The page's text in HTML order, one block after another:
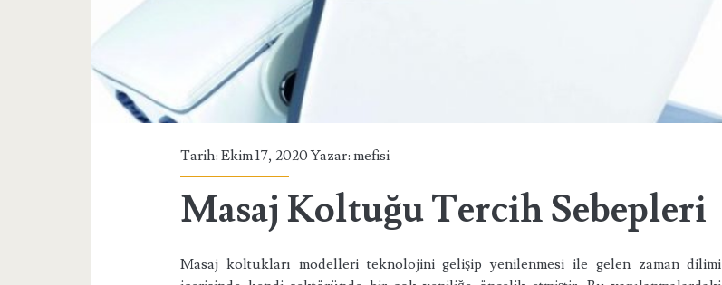
Tarih: Ekim 17, 2020 Yazar:mefisi
Masaj Koltuğu Tercih Sebepleri
Masaj koltukları modelleri teknolojini gelişip yenilenmesi ile gelen zaman dilimi